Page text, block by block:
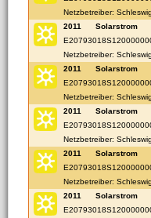
Netzbetreiber:
2011
Solarstrom
Netzbetreiber:
2011
Solarstrom
Netzbetreiber:
2011
Solarstrom
Netzbetreiber:
2011
Solarstrom
Netzbetreiber:
2011
Solarstrom